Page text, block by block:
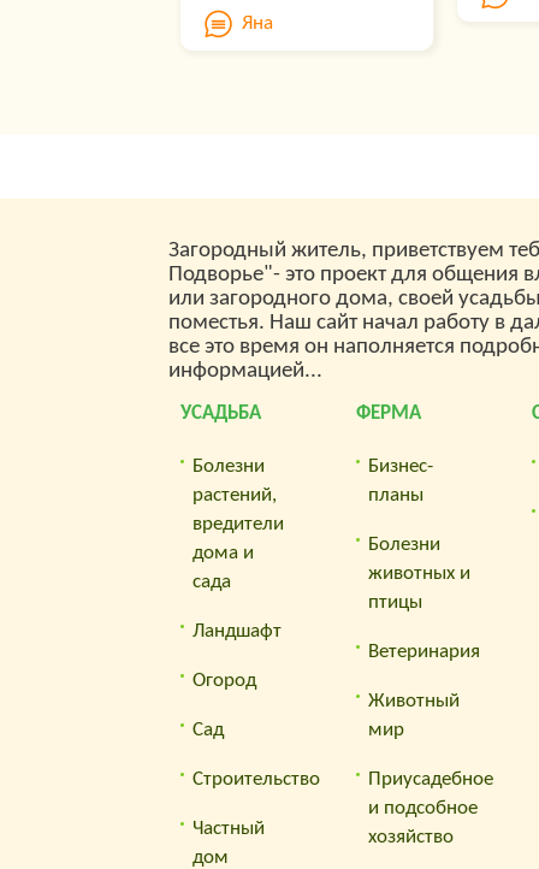
Обработка сада весной
имеет стратегическое
значение – именно в это
вредных бактерий,
по территории участка.
Если наивно думаете, что
одноразового
опрыскивания деревьев
будет достаточно,…
Яна
—
Загородный житель, приветствуем
Подворье"- это проект для общения
или загородного дома, своей
поместья. Наш сайт начал работу в
все это время он наполняется
информацией...
УСАДЬБА
Болезни
растений,
вредители
дома и
сада
Ландшафт
Огород
Сад
Строительство
Частный
дом
ФЕРМА
Бизнес-
планы
Болезни
животных и
птицы
Ветеринария
Животный
мир
Приусадебное
и подсобное
хозяйство